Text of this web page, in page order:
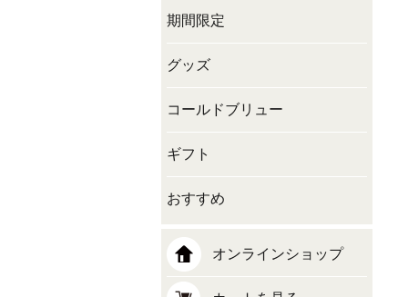
期間限定
グッズ
コールドブリュー
ギフト
おすすめ
オンラインショップ